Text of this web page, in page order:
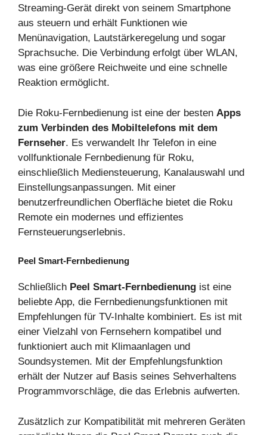
Streaming-Gerät direkt von seinem Smartphone
aus steuern und erhält Funktionen wie
Menünavigation, Lautstärkeregelung und sogar
Sprachsuche. Die Verbindung erfolgt über WLAN,
was eine größere Reichweite und eine schnelle
Reaktion ermöglicht.
Die Roku-Fernbedienung ist eine der besten Apps
zum Verbinden des Mobiltelefons mit dem
Fernseher. Es verwandelt Ihr Telefon in eine
vollfunktionale Fernbedienung für Roku,
einschließlich Mediensteuerung, Kanalauswahl und
Einstellungsanpassungen. Mit einer
benutzerfreundlichen Oberfläche bietet die Roku
Remote ein modernes und effizientes
Fernsteuerungserlebnis.
Peel Smart-Fernbedienung
Schließlich Peel Smart-Fernbedienung ist eine
beliebte App, die Fernbedienungsfunktionen mit
Empfehlungen für TV-Inhalte kombiniert. Es ist mit
einer Vielzahl von Fernsehern kompatibel und
funktioniert auch mit Klimaanlagen und
Soundsystemen. Mit der Empfehlungsfunktion
erhält der Nutzer auf Basis seines Sehverhaltens
Programmvorschläge, die das Erlebnis aufwerten.
Zusätzlich zur Kompatibilität mit mehreren Geräten